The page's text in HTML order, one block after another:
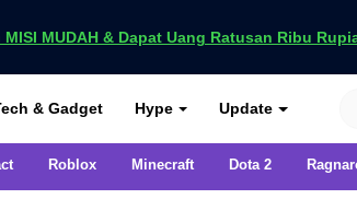
MISI MUDAH & Dapat Uang Ratusan Ribu
& Gadget Hype Update
Roblox Minecraft Dota 2